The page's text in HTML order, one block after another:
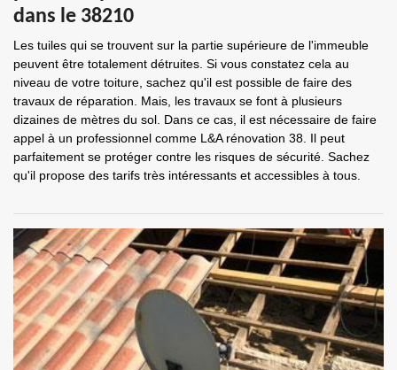
dans le 38210
Les tuiles qui se trouvent sur la partie supérieure de l'immeuble
peuvent être totalement détruites. Si vous constatez cela au
niveau de votre toiture, sachez qu'il est possible de faire des
travaux de réparation. Mais, les travaux se font à plusieurs
dizaines de mètres du sol. Dans ce cas, il est nécessaire de faire
appel à un professionnel comme L&A rénovation 38. Il peut
parfaitement se protéger contre les risques de sécurité. Sachez
qu'il propose des tarifs très intéressants et accessibles à tous.